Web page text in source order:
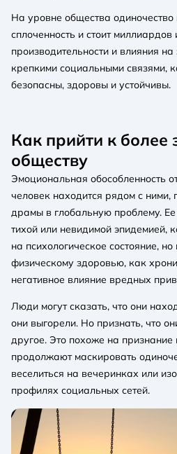
На уровне общества
сплоченность и стоит миллиардов
производительности и влияния
крепкими социальными связями,
безопасны, здоровы и устойчивы.
Как прийти к более
обществу
Эмоциональная обособленность
человек находится рядом с ними,
драмы в глобальную проблему.
тихой или невидимой эпидемией,
на психологическое состояние,
физическому здоровью, как
негативное влияние вредных
Люди могут сказать, что они
они выгорели. Но признать, что
другое. Это похоже на
продолжают маскировать
веселиться на вечеринках или
профилях социальных сетей.